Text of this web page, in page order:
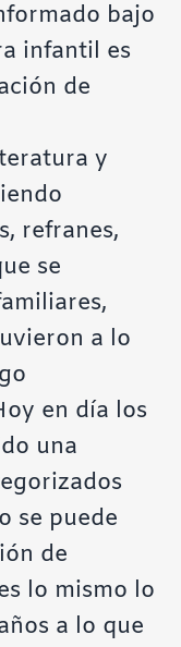
bajo
infantil es
de
y
refranes,
se
a lo
en día los
una
se puede
de
lo mismo lo
a lo que